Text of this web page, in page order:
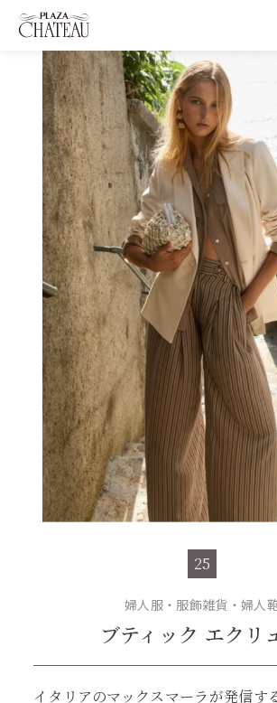
25
婦人服・服飾雑貨・婦人
ブティック エクリ
イタリアのマックスマーラが発信す